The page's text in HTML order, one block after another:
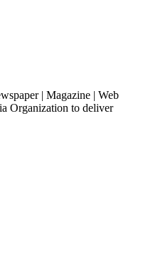
| Magazine | Web
Organization to deliver